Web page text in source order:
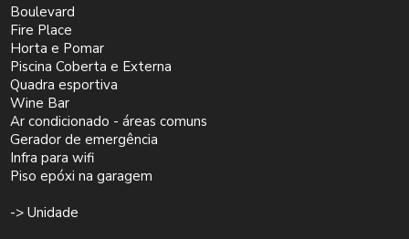
Boulevard
Fire Place
Horta e Pomar
Piscina Coberta e Externa
Quadra esportiva
Wine Bar
Ar condicionado - áreas comuns
Gerador de emergência
Infra para wifi
Piso epóxi na garagem
-> Unidade